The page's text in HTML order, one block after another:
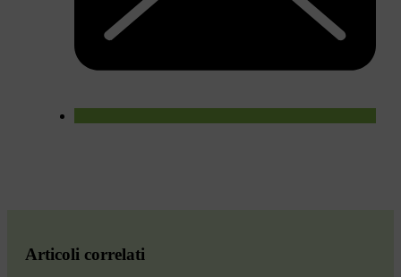
Articoli correlati